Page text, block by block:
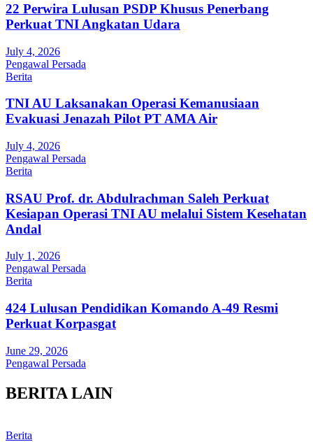
22 Perwira Lulusan PSDP Khusus Penerbang
Perkuat TNI Angkatan Udara
July 4, 2026
Pengawal Persada
Berita
TNI AU Laksanakan Operasi Kemanusiaan
Evakuasi Jenazah Pilot PT AMA Air
July 4, 2026
Pengawal Persada
Berita
RSAU Prof. dr. Abdulrachman Saleh Perkuat
Kesiapan Operasi TNI AU melalui Sistem Kesehatan
Andal
July 1, 2026
Pengawal Persada
Berita
424 Lulusan Pendidikan Komando A-49 Resmi
Perkuat Korpasgat
June 29, 2026
Pengawal Persada
BERITA LAIN
Berita